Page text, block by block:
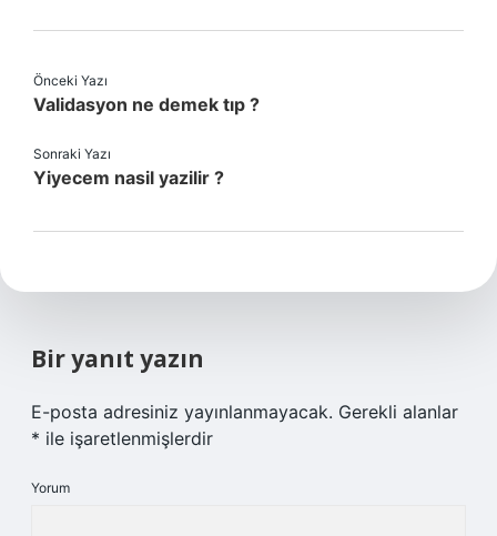
Önceki Yazı
Validasyon ne demek tıp ?
Sonraki Yazı
Yiyecem nasil yazilir ?
Bir yanıt yazın
E-posta adresiniz yayınlanmayacak. Gerekli alanlar
* ile işaretlenmişlerdir
Yorum